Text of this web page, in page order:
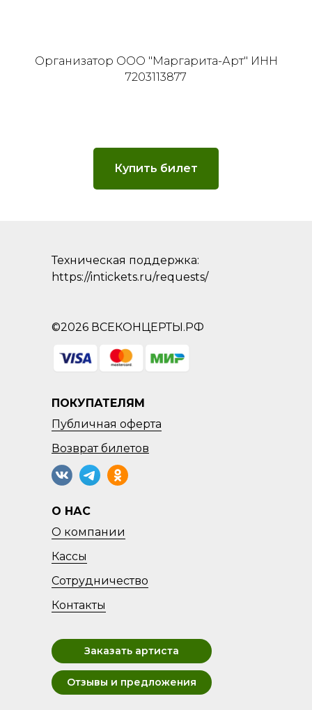
Организатор ООО "Маргарита-Арт" ИНН
7203113877
Купить билет
Техническая поддержка:
https://intickets.ru/requests/
©2026 ВСЕКОНЦЕРТЫ.РФ
ПОКУПАТЕЛЯМ
Публичная оферта
О НАС
О компании
Кассы
Сотрудничество
Контакты
Заказать артиста
Отзывы и предложения
Возвратбилетов